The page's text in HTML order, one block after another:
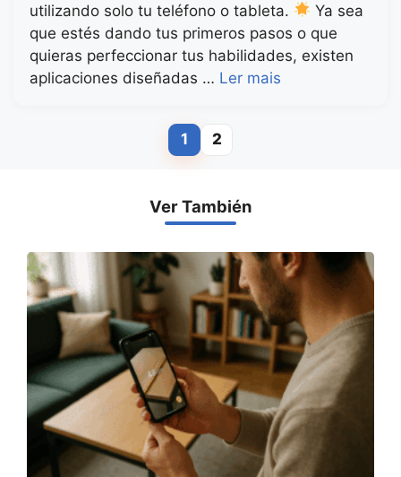
utilizando solo tu teléfono o tableta.
Ya sea
que estés dando tus primeros pasos o que
quieras perfeccionar tus habilidades, existen
aplicaciones diseñadas … Ler mais
Page
1 Page
2
Ver También